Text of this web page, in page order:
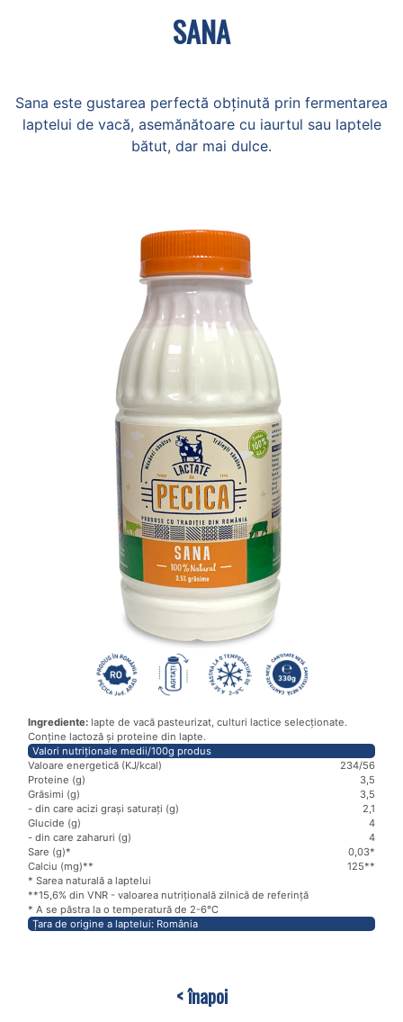
SANA
Sana este gustarea perfectă obținută prin fermentarea
laptelui de vacă, asemănătoare cu iaurtul sau laptele
bătut, dar mai dulce.
Ingrediente: lapte de vacă pasteurizat, culturi lactice selecționate.
Conține lactoză și proteine din lapte.
Valori nutriționale medii/100g produs
Valoare energetică (KJ/kcal)
234/56
Proteine (g)
3,5
Grăsimi (g)
3,5
- din care acizi grași saturați (g)
2,1
Glucide (g)
4
- din care zaharuri (g)
4
Sare (g)*
0,03*
Calciu (mg)**
125**
* Sarea naturală a laptelui
**15,6% din VNR - valoarea nutrițională zilnică de referință
* A se păstra la o temperatură de 2-6℃
Țara de origine a laptelui: România
< înapoi